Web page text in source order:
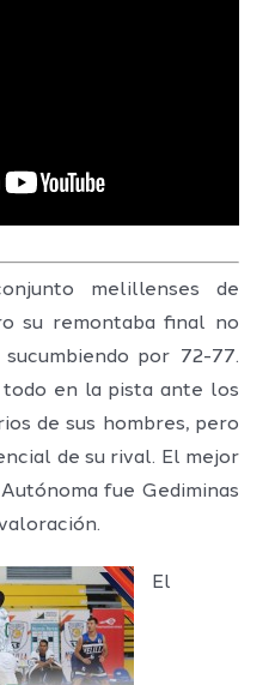
melillenses de
su remontaba final no
por 72-77.
en la pista ante los
de sus hombres, pero
de su rival. El mejor
fue Gediminas
El